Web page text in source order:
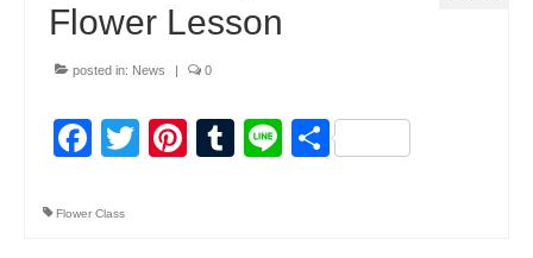
Flower Lesson
posted in: News | 0
Facebook
TwitterPinterest
Tumblr
Line共
Flower Class